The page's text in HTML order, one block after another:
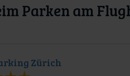
Parken am
Zürich